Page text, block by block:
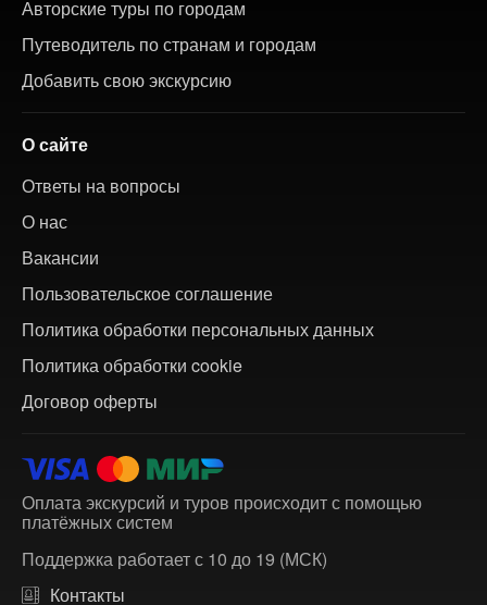
Авторские туры по городам
Путеводитель по странам и городам
Добавить свою экскурсию
О сайте
Ответы на вопросы
О нас
Вакансии
Пользовательское соглашение
Политика обработки персональных данных
Политика обработки cookie
Договор оферты
Оплата экскурсий и туров происходит с помощью
платёжных систем
Поддержка работает с 10 до 19 (МСК)
Контакты